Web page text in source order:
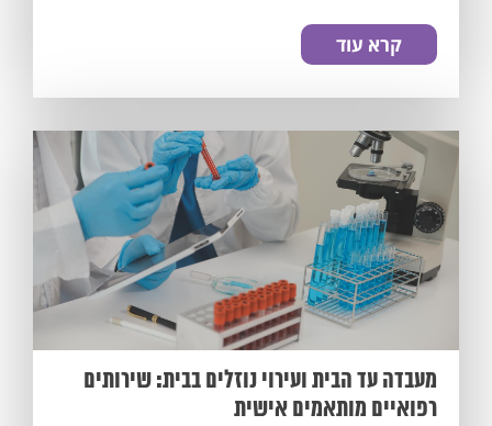
קרא עוד
מעבדה עד הבית ועירוי נוזלים בבית: שירותים
רפואיים מותאמים אישית